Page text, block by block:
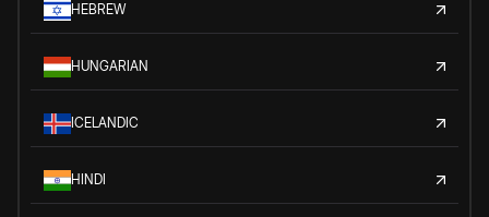
HEBREW
HUNGARIAN
ICELANDIC
HINDI